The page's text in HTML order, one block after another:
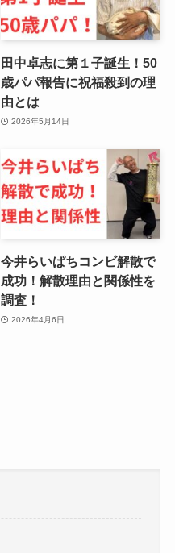
田中卓志に第１子誕生！50
歳パパ報告に祝福殺到の理
由とは
2026年5月14日
今井らいぱちコンビ解散で
成功！解散理由と関係性を
調査！
2026年4月6日